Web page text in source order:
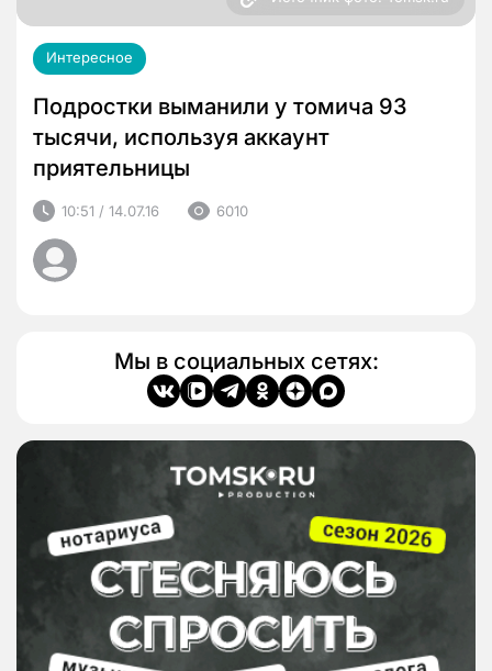
Интересное
Подростки выманили у томича 93
тысячи, используя аккаунт
приятельницы
10:51 / 14.07.16 6010
Мы в социальных сетях: